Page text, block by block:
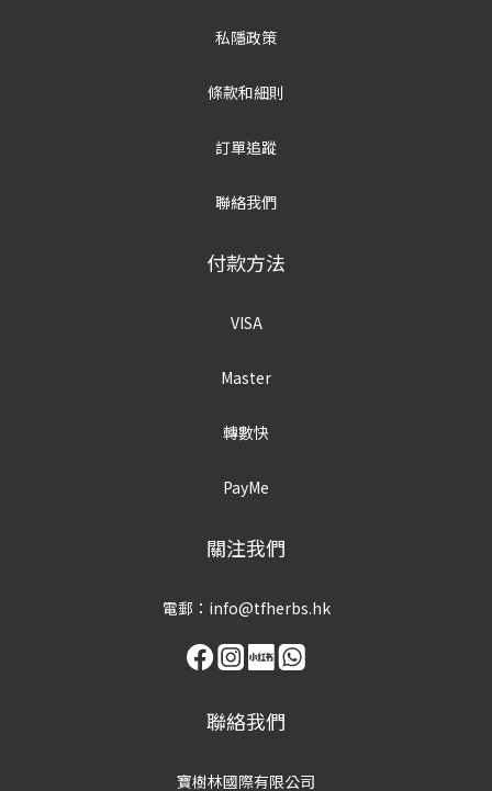
私隱政策
條款和細則
訂單追蹤
聯絡我們
付款方法
VISA
Master
轉數快
PayMe
關注我們
電郵：info@tfherbs.hk
聯絡我們
寶樹林國際有限公司